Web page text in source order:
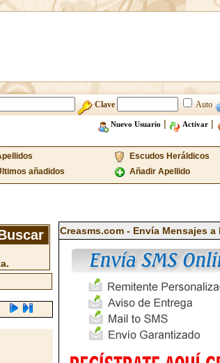
Clave Auto
Nuevo Usuario | Activar|
Escudos Heráldicos
añadidos Añadir Apellido
Creasms.com - Envía Mensajes a